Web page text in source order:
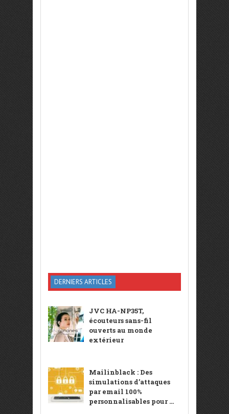
DERNIERS ARTICLES
JVC HA-NP35T,
écouteurs sans-fil
ouverts au monde
extérieur
Mailinblack : Des
simulations d’attaques
par email 100%
personnalisables pour ...